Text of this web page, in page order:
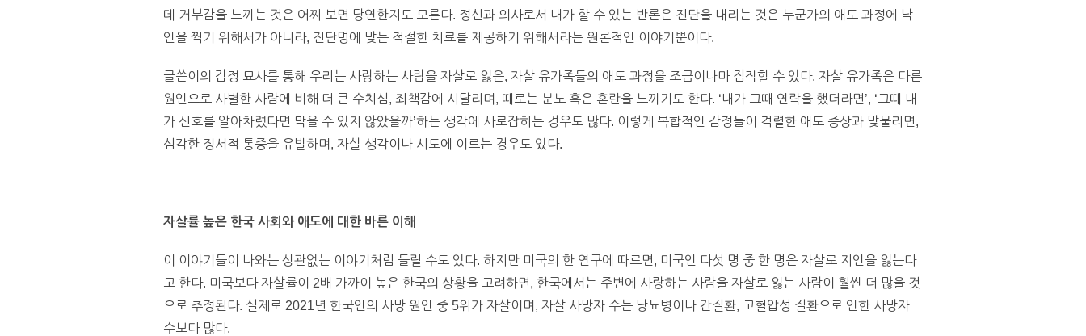
데 거부감을 느끼는 것은 어찌 보면 당연한지도 모른다. 정신과 의사로서 내가 할 수 있는 반론은 진단을 내리는 것은 누군가의 애도 과정에 낙
인을 찍기 위해서가 아니라, 진단명에 맞는 적절한 치료를 제공하기 위해서라는 원론적인 이야기뿐이다.
글쓴이의 감정 묘사를 통해 우리는 사랑하는 사람을 자살로 잃은, 자살 유가족들의 애도 과정을 조금이나마 짐작할 수 있다. 자살 유가족은 다른
원인으로 사별한 사람에 비해 더 큰 수치심, 죄책감에 시달리며, 때로는 분노 혹은 혼란을 느끼기도 한다. ‘내가 그때 연락을 했더라면’, ‘그때 내
가 신호를 알아차렸다면 막을 수 있지 않았을까’하는 생각에 사로잡히는 경우도 많다. 이렇게 복합적인 감정들이 격렬한 애도 증상과 맞물리면,
심각한 정서적 통증을 유발하며, 자살 생각이나 시도에 이르는 경우도 있다.
자살률 높은 한국 사회와 애도에 대한 바른 이해
이 이야기들이 나와는 상관없는 이야기처럼 들릴 수도 있다. 하지만 미국의 한 연구에 따르면, 미국인 다섯 명 중 한 명은 자살로 지인을 잃는다
고 한다. 미국보다 자살률이 2배 가까이 높은 한국의 상황을 고려하면, 한국에서는 주변에 사랑하는 사람을 자살로 잃는 사람이 훨씬 더 많을 것
으로 추정된다. 실제로 2021년 한국인의 사망 원인 중 5위가 자살이며, 자살 사망자 수는 당뇨병이나 간질환, 고혈압성 질환으로 인한 사망자
수보다 많다.